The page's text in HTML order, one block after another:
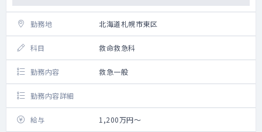
勤務地 北海道札幌市東区
科目 救命救急科
勤務内容 救急一般
勤務内容詳細
給与 1,200万円～